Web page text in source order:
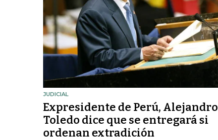
JUDICIAL
Expresidente de Perú, Alejandro
Toledo dice que se entregará si
ordenan extradición